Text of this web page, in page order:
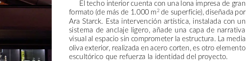
Eltecho interiorcuentacon una lona impresade gran
formato(de másde 1.000m2 de superficie),diseñadapor
Ara Starck. Esta intervención artística, instalada con un
sistema de anclaje ligero, añade una capa de narrativa
visualal espacio sincomprometer laestructura. La media
olivaexterior, realizadaenacerocorten,esotro elemento
escultórico que refuerza la identidad del proyecto.